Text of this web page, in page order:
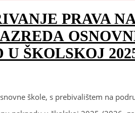
PRAVA
ŠKOLSKOJ
škole, s prebivalištem na